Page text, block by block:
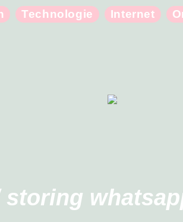
Technologie Internet